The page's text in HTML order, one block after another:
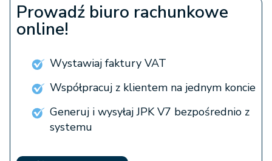
Prowadź biuro rachunkowe
online!
Wystawiaj faktury VAT
Współpracuj z klientem na jednym koncie
Generuj i wysyłaj JPK V7 bezpośrednio z
systemu